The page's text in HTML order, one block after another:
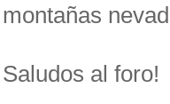
montañas
Saludos al foro!